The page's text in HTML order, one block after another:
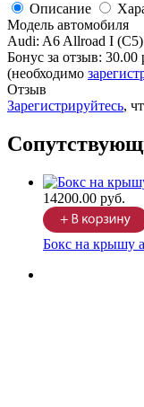
Описание
Модель автомобиля
Audi: A6 Allroad I
Бонус за отзыв: 30.00
(необходимо
Отзыв
Зарегистрируйтесь,
14200.00 руб.
Бокс на крышу